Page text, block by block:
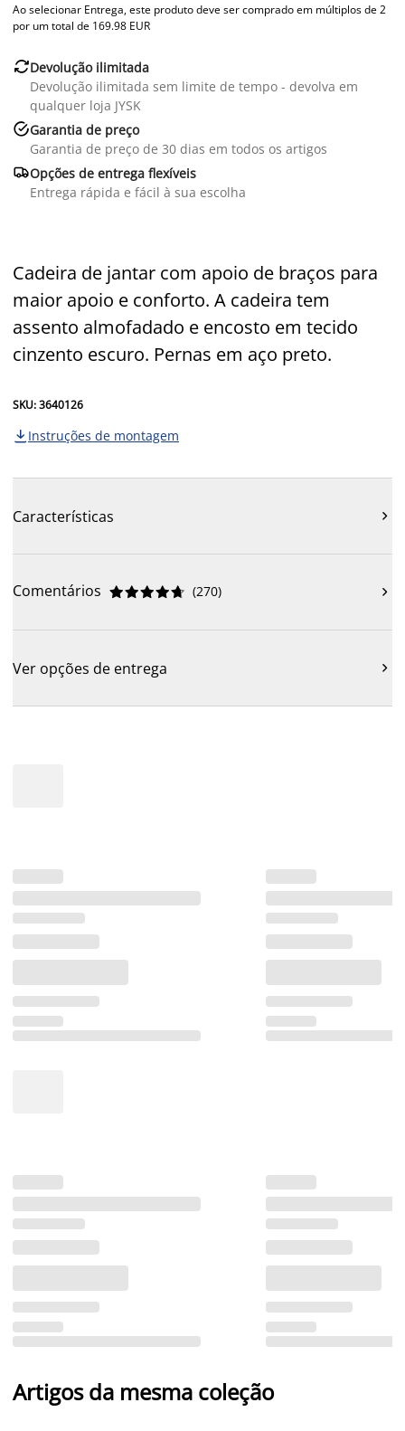
Ao selecionar Entrega, este produto deve ser comprado em múltiplos de 2
por um total de 169.98 EUR
Devolução ilimitada
Devolução ilimitada sem limite de tempo - devolva em
qualquer loja JYSK
Garantia de preço
Garantia de preço de 30 dias em todos os artigos
Opções de entrega flexíveis
Entrega rápida e fácil à sua escolha
Cadeira de jantar com apoio de braços para
maior apoio e conforto. A cadeira tem
assento almofadado e encosto em tecido
cinzento escuro. Pernas em aço preto.
SKU: 3640126
 Instruções de montagem
Características 
Comentários 




 (270) 
Ver opções de entrega 
Artigos da mesma coleção